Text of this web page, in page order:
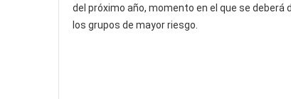
del próximo año, momento en el que se deberá
los grupos de mayor riesgo.